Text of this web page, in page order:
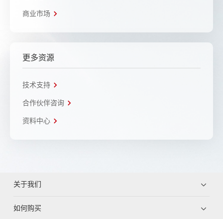
商业市场
更多资源
技术支持
合作伙伴咨询
资料中心
关于我们
如何购买